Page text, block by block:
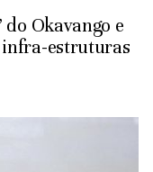
Okavango e
infra-estruturas